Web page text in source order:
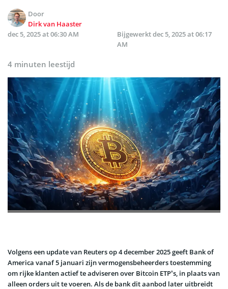
Door
Dirk van Haaster
dec 5, 2025 at 06:30 AM
Bijgewerktdec 5, 2025 at 06:17
AM
4 minuten leestijd
Volgens een update van Reuters op 4 december 2025 geeft Bank of
America vanaf 5 januari zijn vermogensbeheerders toestemming
om rijke klanten actief te adviseren over Bitcoin ETP’s, in plaats van
alleen orders uit te voeren. Als de bank dit aanbod later uitbreidt